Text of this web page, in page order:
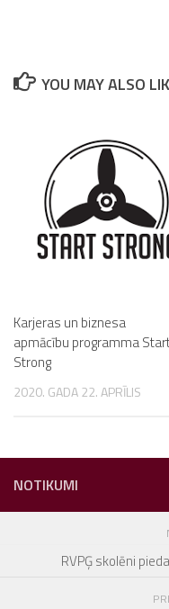
YOU MAY ALSO
Karjeras un biznesa
apmācību programma
Strong
2020. GADA 22. APRĪLIS
NOTIKUMI
RVPĢ skolēni